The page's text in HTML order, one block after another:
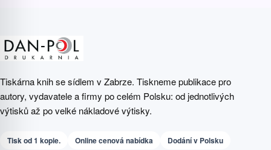
Tiskárna knih se sídlem v Zabrze. Tiskneme publikace pro
autory, vydavatele a firmy po celém Polsku: od jednotlivých
výtisků až po velké nákladové výtisky.
Tisk od 1 kopie. Online cenová nabídka Dodání v Polsku